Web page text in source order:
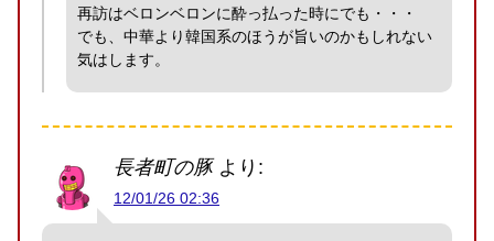
再訪はベロンベロンに酔っ払った時にでも・・・
でも、中華より韓国系のほうが旨いのかもしれない
気はします。
長者町の豚 より:
12/01/26 02:36